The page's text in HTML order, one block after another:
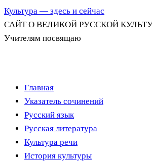
Культура — здесь и сейчас
САЙТ О ВЕЛИКОЙ РУССКОЙ
Учителям посвящаю
Перейти
содержимому
Главная
Указатель сочинений
Русский язык
Русская литература
Культура речи
История культуры